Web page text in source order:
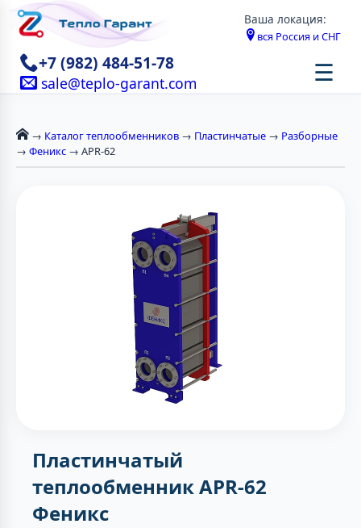
Ваша локация:
вся Россия и СНГ
+7 (982) 484-51-78
sale@teplo-garant.com ☰
→ Каталог теплообменников → Пластинчатые → Разборные
→ Феникс → APR-62
Пластинчатый
теплообменник APR-62
Феникс